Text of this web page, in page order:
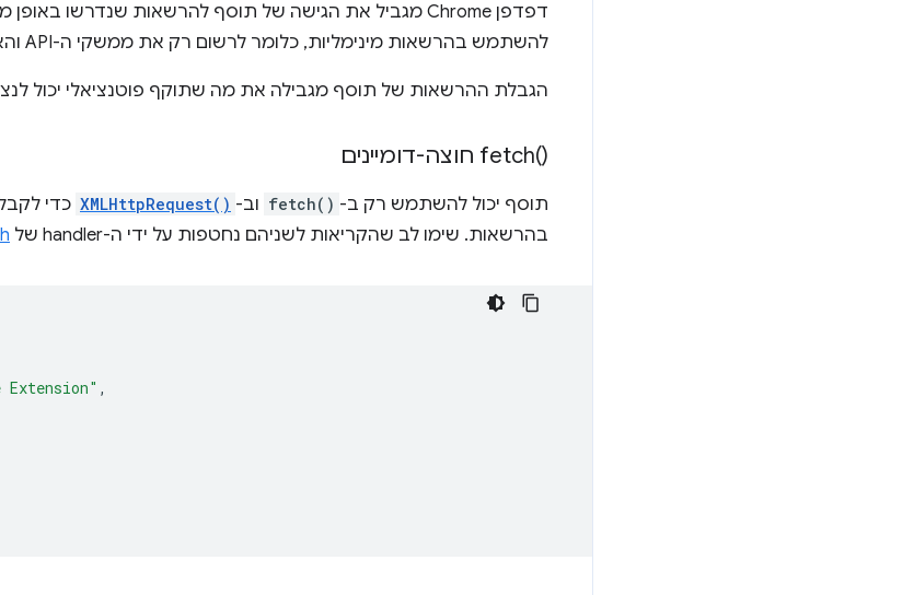
דפדפן Chrome מגביל את הגישה של תוסף להרשאות שנדרשו באופן מפורש ב
להשתמש בהרשאות מינימליות, כלומר לרשום רק את ממשקי ה-API והאתרים שהם תלויים בהם.
הגבלת ההרשאות של תוסף מגבילה את מה שתוקף פוטנציאלי יכול
fetch()‎ חוצה-דומיינים
תוסף יכול להשתמש רק ב- fetch() וב- XMLHttpRequest() כדי
בהרשאות. שימו לב שהקריאות לשניהם נחטפות על ידי ה-handler של
Extension" ,